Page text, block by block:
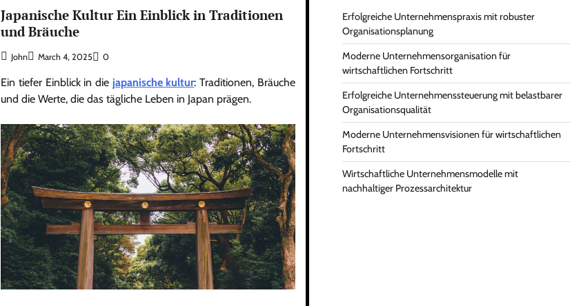
Japanische Kultur Ein Einblick in Traditionen
und Bräuche
John March 4, 2025 0
Ein tiefer Einblick in die japanische kultur: Traditionen, Bräuche
und die Werte, die das tägliche Leben in Japan prägen.
Erfolgreiche Unternehmenspraxis mit robuster
Organisationsplanung
Moderne Unternehmensorganisation für
wirtschaftlichen Fortschritt
Erfolgreiche Unternehmenssteuerung mit belastbarer
Organisationsqualität
Moderne Unternehmensvisionen für wirtschaftlichen
Fortschritt
Wirtschaftliche Unternehmensmodelle mit
nachhaltiger Prozessarchitektur